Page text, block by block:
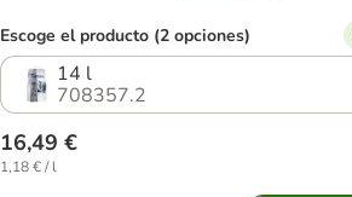
Escoge el producto (2 opciones)
14 l
708357.2
16,49 €
1,18 € / l